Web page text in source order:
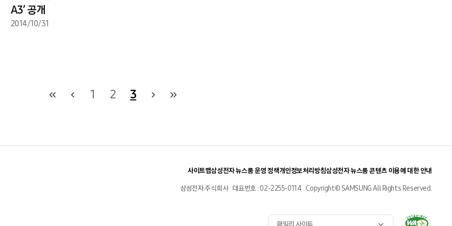
A3’ 공개
2014/10/31
1 2 3
사이트맵삼성전자 뉴스룸 운영 정책개인정보처리방침삼성전자 뉴스룸 콘텐츠 이용에 대한 안내
삼성전자 주식회사 대표번호 : 02-2255-0114 Copyright© SAMSUNG All Rights Reserved.